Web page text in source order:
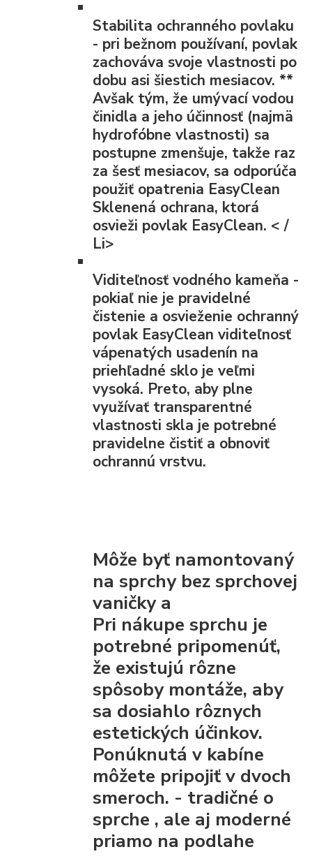
Stabilita ochranného povlaku
- pri bežnom používaní, povlak
zachováva svoje vlastnosti po
dobu asi šiestich mesiacov. **
Avšak tým, že umývací vodou
činidla a jeho účinnosť (najmä
hydrofóbne vlastnosti) sa
postupne zmenšuje, takže raz
za šesť mesiacov, sa odporúča
použiť opatrenia EasyClean
Sklenená ochrana, ktorá
osvieži povlak EasyClean. < /
Li>
Viditeľnosť vodného kameňa -
pokiaľ nie je pravidelné
čistenie a osvieženie ochranný
povlak EasyClean viditeľnosť
vápenatých usadenín na
priehľadné sklo je veľmi
vysoká. Preto, aby plne
využívať transparentné
vlastnosti skla je potrebné
pravidelne čistiť a obnoviť
ochrannú vrstvu.
Môže byť namontovaný
na sprchy bez sprchovej
vaničky a
Pri nákupe sprchu je
potrebné pripomenúť,
že existujú rôzne
spôsoby montáže, aby
sa dosiahlo rôznych
estetických účinkov.
Ponúknutá v kabíne
môžete pripojiťv dvoch
smeroch. - tradičné o
sprche , ale aj moderné
priamo na podlahe